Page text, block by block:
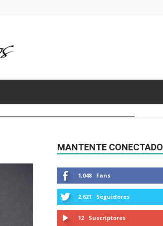
MANTENTE CONECTADO
1,048 Fans
2,621 Seguidores
12 Suscriptores